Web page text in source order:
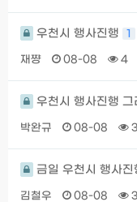
우천시 행사진행 1
재쨩 08-08 4
우천시 행사진행 그
박완규 08-08 3
금일 우천시 행사
김철우 08-08 3